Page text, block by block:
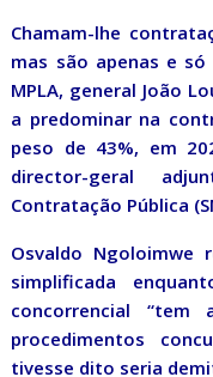
Chamam-lhe
mas são apenas e
MPLA, general João
a predominar na
peso de 43%, em
director-geral
Contratação Pública
Osvaldo Ngoloimwe
simplificada
concorrencial
procedimentos
tivesse dito seria